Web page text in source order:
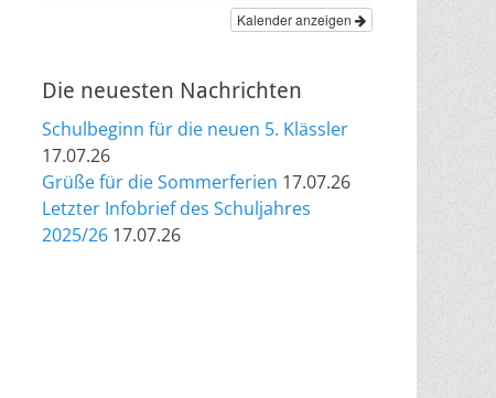
Kalender anzeigen
Die neuesten Nachrichten
Schulbeginn für die neuen 5. Klässler
17.07.26
Grüße für die Sommerferien 17.07.26
Letzter Infobrief des Schuljahres
2025/26 17.07.26